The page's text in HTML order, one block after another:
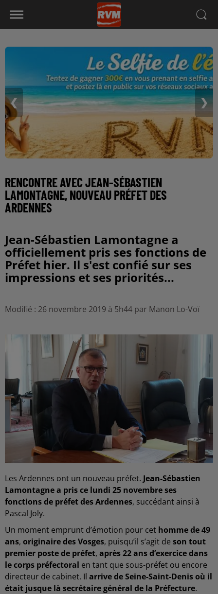
❮ ❯
RENCONTRE AVEC JEAN-SÉBASTIEN
LAMONTAGNE, NOUVEAU PRÉFET DES
ARDENNES
Jean-Sébastien Lamontagne a
officiellement pris ses fonctions de
Préfet hier. Il s'est confié sur ses
impressions et ses priorités...
Modifié : 26 novembre 2019 à 5h44 par Manon Lo-Voï
Les Ardennes ont un nouveau préfet. Jean-Sébastien
Lamontagne a pris ce lundi 25 novembre ses
fonctions de préfet des Ardennes, succédant ainsi à
Pascal Joly.
Un moment emprunt d’émotion pour cet homme de 49
ans, originaire des Vosges, puisqu’il s’agit de son tout
premier poste de préfet, après 22 ans d’exercice dans
le corps préfectoral en tant que sous-préfet ou encore
directeur de cabinet. Il arrive de Seine-Saint-Denis où il
était jusque là secrétaire général de la Préfecture.